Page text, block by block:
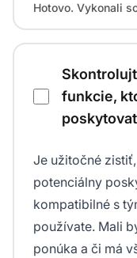
Hotovo. Vykonali
funkcie,
Je užitočné
potenciálny
kompatibilné s
používate. Mali
ponúka a či má